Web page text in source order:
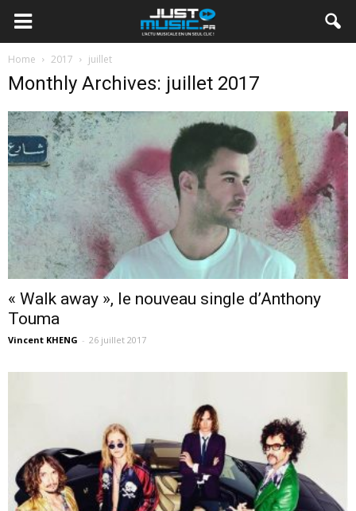
Home 2017 juillet
Monthly Archives: juillet 2017
« Walk away », le nouveau single d’Anthony
Touma
Vincent KHENG - 26 juillet 2017